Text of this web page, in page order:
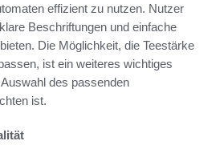
effizient zu nutzen. Nutzer
Beschriftungen und einfache
Die Möglichkeit, die Teestärke
ist ein weiteres wichtiges
des passenden
ist.